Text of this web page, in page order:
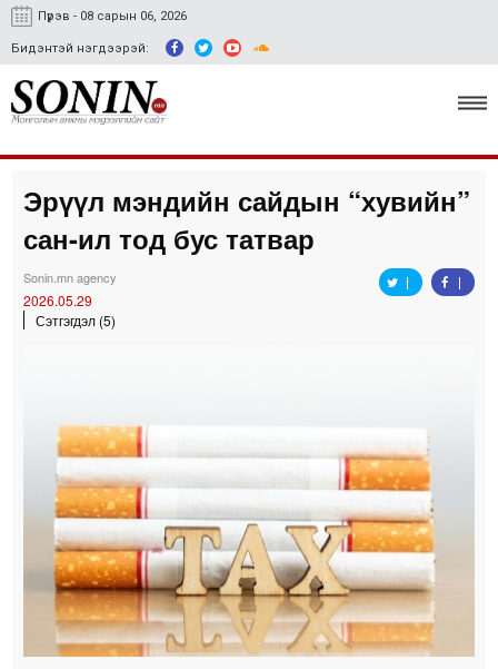
Пүрэв - 08 сарын 06, 2026
Бидэнтэй нэгдээрэй:
Улс төр, эдийн засаг
Гэмт хэрэг
Эрүүл мэндийн сайдын “хувийн”
сан-ил тод бус татвар
Sonin.mn agency
2026.05.29
Сэтгэгдэл (5)